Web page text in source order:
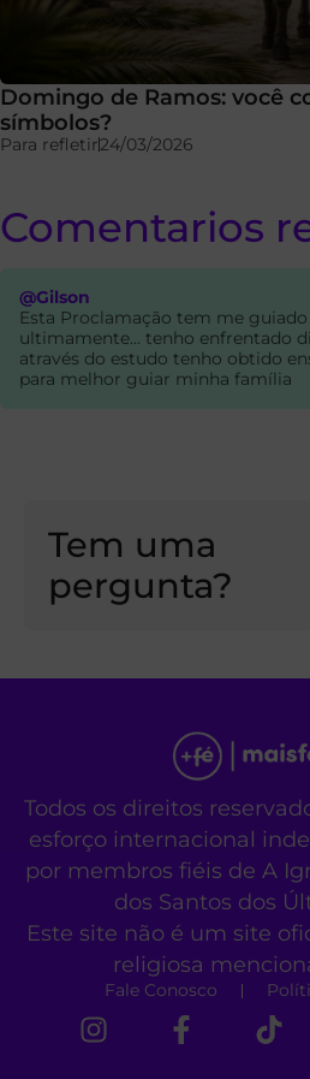
Domingo de Ramos: você
símbolos?
Para refletir24/03/2026
Comentarios
@Gilson
Esta Proclamação tem me
ultimamente... tenho enfrentado
através do estudo tenho obtido
para melhor guiar minha família
Tem uma
pergunta?
Todos os direitos
esforço internacional
por membros fiéis de A
dos Santos dos
Este site não é um site
religiosa
Fale Conosco